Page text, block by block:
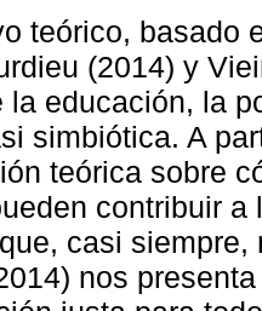
teórico, basado
(2014) y
la educación, la
simbiótica. A
teórica sobre
contribuir
casi
nos